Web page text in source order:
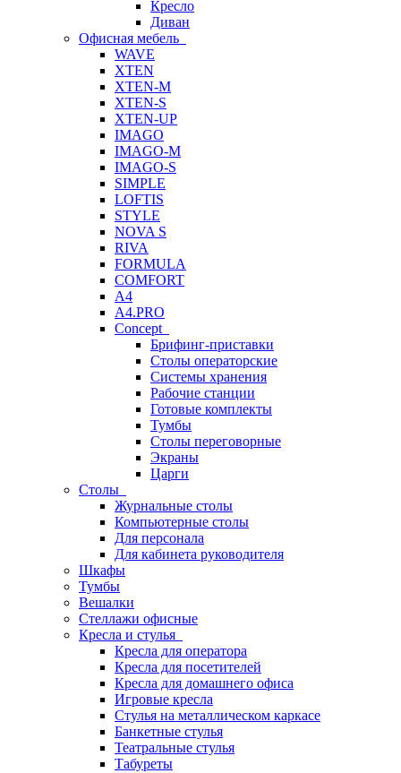
Кресло
Диван
Офисная мебель
WAVE
XTEN
XTEN-M
XTEN-S
XTEN-UP
IMAGO
IMAGO-M
IMAGO-S
SIMPLE
LOFTIS
STYLE
NOVA S
RIVA
FORMULA
COMFORT
A4
A4.PRO
Concept
Брифинг-приставки
Столы операторские
Системы хранения
Рабочие станции
Готовые комплекты
Тумбы
Столы переговорные
Экраны
Царги
Столы
Журнальные столы
Компьютерные столы
Для персонала
Для кабинета руководителя
Шкафы
Тумбы
Вешалки
Стеллажи офисные
Кресла и стулья
Кресла для оператора
Кресла для посетителей
Кресла для домашнего офиса
Игровые кресла
Стулья на металлическом каркасе
Банкетные стулья
Театральные стулья
Табуреты